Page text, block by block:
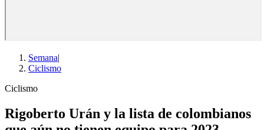
Semana|
Ciclismo
Ciclismo
Rigoberto Urán y la lista de colombianos